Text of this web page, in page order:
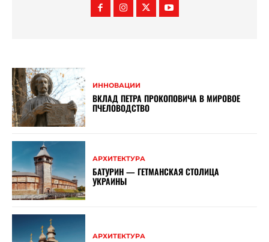
ИННОВАЦИИ
ВКЛАД ПЕТРА ПРОКОПОВИЧА В МИРОВОЕ
ПЧЕЛОВОДСТВО
АРХИТЕКТУРА
БАТУРИН — ГЕТМАНСКАЯ СТОЛИЦА
УКРАИНЫ
АРХИТЕКТУРА